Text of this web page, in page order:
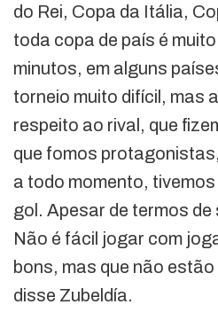
do Rei, Copa da Itália,
toda copa de país é
minutos, em alguns
torneio muito difícil, mas
respeito ao rival, que
que fomos
a todo momento,
gol. Apesar de termos
Não é fácil jogar com
bons, mas que não
disse Zubeldía.